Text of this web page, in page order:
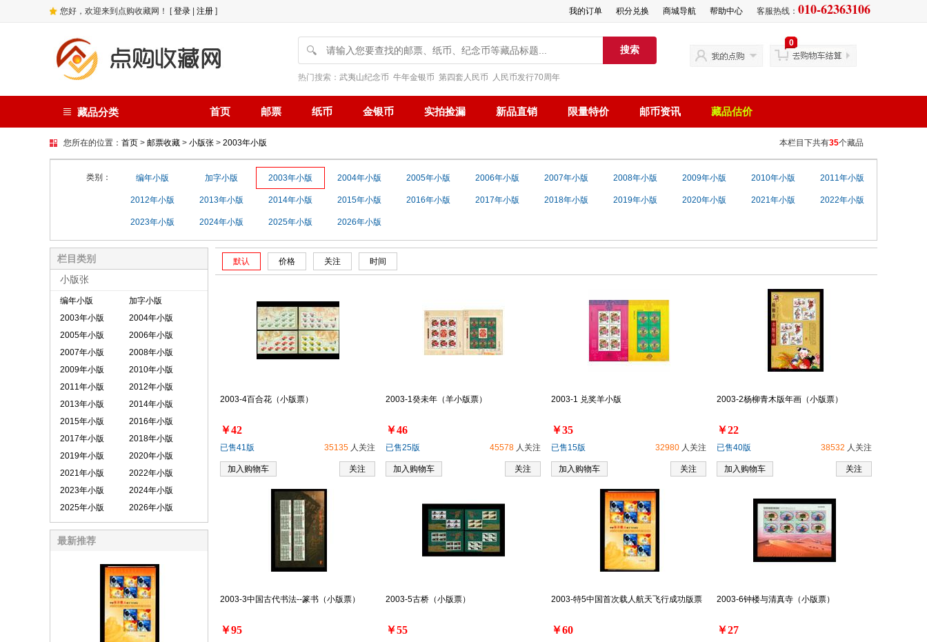
您好，欢迎来到点购收藏网！ [登录 注册 ] 客服热线： 010-62363106
帮助中心
商城导航
积分兑换
我的订单
🔍 搜索
热门搜索： 武夷山纪念币 牛年金银币 第四套人民币 人民币发行70周年
0
藏品分类 首页 邮票 纸币 金银币 实拍捡漏 新品直销 限量特价 邮币资讯 藏品估价
本栏目下共有35个藏品
您所在的位置： 首页 > 邮票收藏 > 小版张 > 2003年小版
类别： 编年小版 加字小版 2003年小版 2004年小版 2005年小版 2006年小版 2007年小版 2008年小版 2009年小版 2010年小版 2011年小版
2012年小版 2013年小版 2014年小版 2015年小版 2016年小版 2017年小版 2018年小版 2019年小版 2020年小版 2021年小版 2022年小版
2023年小版 2024年小版 2025年小版 2026年小版
栏目类别
小版张
编年小版
加字小版
2003年小版
2004年小版
2005年小版
2006年小版
2007年小版
2008年小版
2009年小版
2010年小版
2011年小版
2012年小版
2013年小版
2014年小版
2015年小版
2016年小版
2017年小版
2018年小版
2019年小版
2020年小版
2021年小版
2022年小版
2023年小版
2024年小版
2025年小版
2026年小版
最新推荐
默认 价格 关注 时间
2003-4百合花（小版票）
￥42
35135 人关注
已售41版
关注
加入购物车
2003-1癸未年（羊小版票）
￥46
45578 人关注
已售25版
关注
加入购物车
2003-1 兑奖羊小版
￥35
32980 人关注
已售15版
关注
加入购物车
2003-2杨柳青木版年画（小版票）
￥22
38532 人关注
已售40版
关注
加入购物车
2003-3中国古代书法--篆书（小版票）
￥95
2003-5古桥（小版票）
￥55
2003-特5中国首次载人航天飞行成功版票
￥60
2003-6钟楼与清真寺（小版票）
￥27